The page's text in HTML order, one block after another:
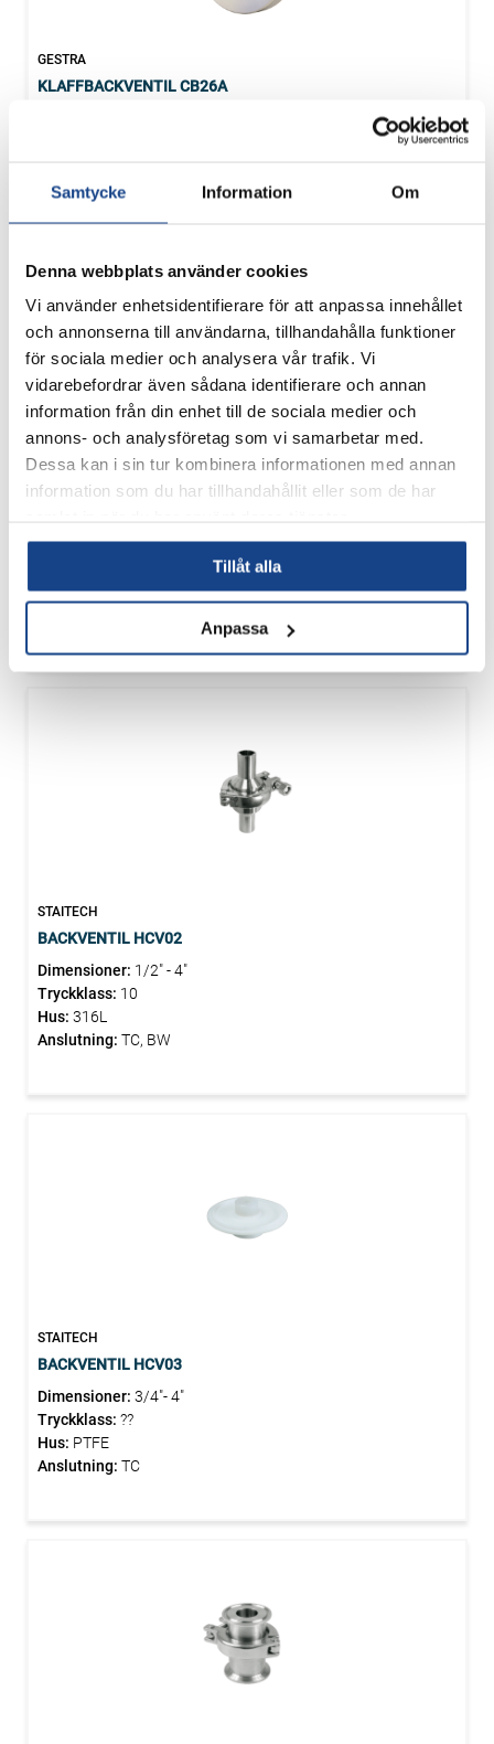
Samtycke Information Om
Denna webbplats använder cookies
Vi använder enhetsidentifierare för att anpassa innehållet
och annonserna till användarna, tillhandahålla funktioner
för sociala medier och analysera vår trafik. Vi
vidarebefordrar även sådana identifierare och annan
information från din enhet till de sociala medier och
annons- och analysföretag som vi samarbetar med.
Dessa kan i sin tur kombinera informationen med annan
information som du har tillhandahållit eller som de har
Tillåt alla
Anpassa
GESTRA
KLAFFBACKVENTIL CB26A
Anslutning:Insp
STAITECH
Dimensioner:3/4"- 4"
Hus:316L
STAITECH
BACKVENTIL HCV02
Dimensioner: 1/2" - 4"
Tryckklass: 10
Hus: 316L
Anslutning: TC, BW
STAITECH
BACKVENTIL HCV03
Dimensioner: 3/4"- 4"
Tryckklass: ??
Hus: PTFE
Anslutning: TC